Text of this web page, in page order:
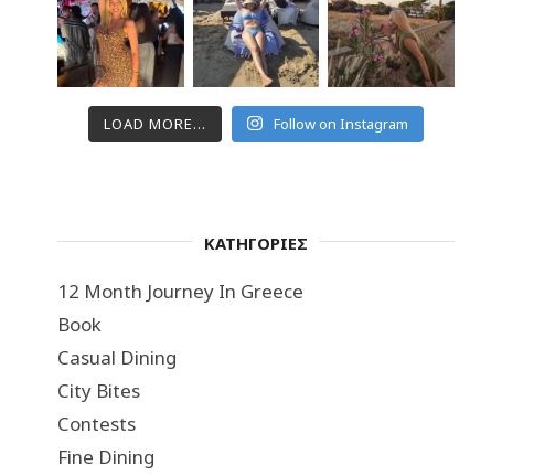
LOAD MORE... Follow on Instagram
ΚΑΤΗΓΟΡΙΕΣ
12 Month Journey In Greece
Book
Casual Dining
City Bites
Contests
Fine Dining